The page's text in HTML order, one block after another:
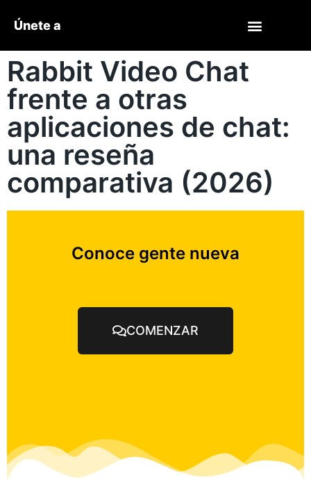
Únete a
Rabbit Video Chat
frente a otras
aplicaciones de chat:
una reseña
comparativa (2026)
Conoce gente nueva
COMENZAR